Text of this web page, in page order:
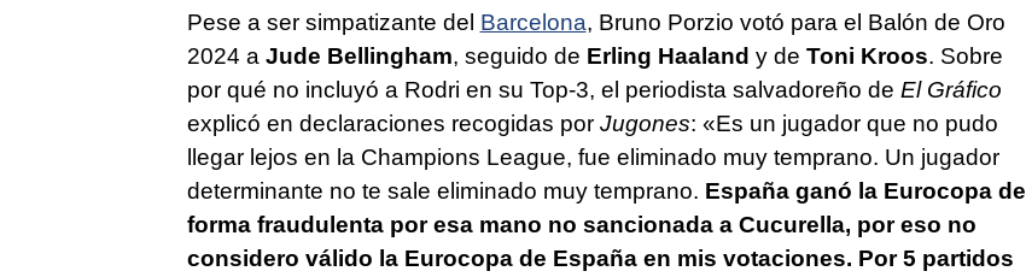
Pese a ser simpatizante del Barcelona, Bruno Porzio votó para el Balón de Oro
2024 a Jude Bellingham, seguido de Erling Haaland y de Toni Kroos. Sobre
por qué no incluyó a Rodri en su Top-3, el periodista salvadoreño de El Gráfico
explicó en declaraciones recogidas por Jugones: «Es un jugador que no pudo
llegar lejos en la Champions League, fue eliminado muy temprano. Un jugador
determinante no te sale eliminado muy temprano. España ganó la Eurocopa de
forma fraudulenta por esa mano no sancionada a Cucurella, por eso no
considero válido la Eurocopa de España en mis votaciones. Por 5 partidos